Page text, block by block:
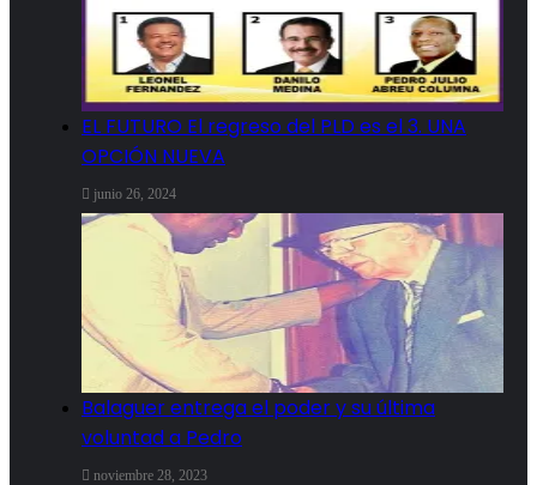
EL FUTURO El regreso del PLD es el 3. UNA
OPCIÓN NUEVA
junio 26, 2024
Balaguer entrega el poder y su última
voluntad a Pedro
noviembre 28, 2023